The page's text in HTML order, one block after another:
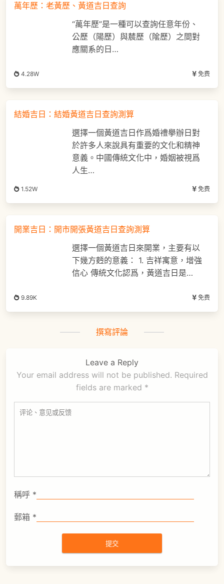
萬年歷：老黃歷、黃道吉日查詢
“萬年歷”是一種可以查詢任意年份、
公歷（陽歷）與辳歷（隂歷）之間對
應關系的日…
4.28W 免费
結婚吉日：結婚黃道吉日查詢測算
選擇一個黃道吉日作爲婚禮擧辦日對
於許多人來說具有重要的文化和精神
意義。中國傳統文化中，婚姻被視爲
人生…
1.52W 免费
開業吉日：開市開張黃道吉日查詢測算
選擇一個黃道吉日來開業，主要有以
下幾方麪的意義： 1. 吉祥寓意，增強
信心 傳統文化認爲，黃道吉日是…
9.89K 免费
撰寫評論
Leave a Reply
Your email address will not be published. Required
fields are marked *
稱呼 *
郵箱 *